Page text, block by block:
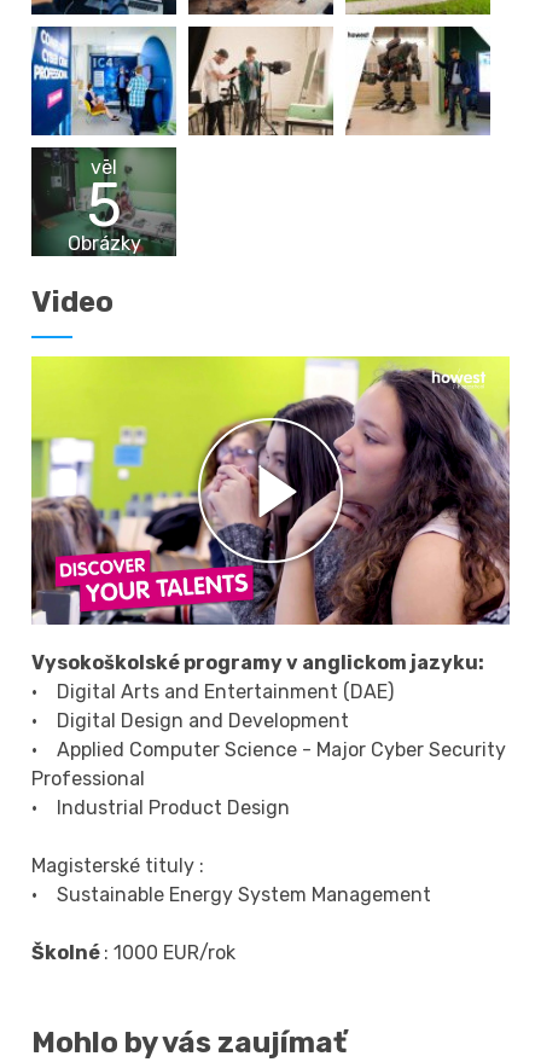
vēl
5
Obrázky
Video
Vysokoškolské programy v anglickom jazyku:
• Digital Arts and Entertainment (DAE)
• Digital Design and Development
• Applied Computer Science - Major Cyber Security
Professional
• Industrial Product Design
Magisterské tituly :
• Sustainable Energy System Management
Školné : 1000 EUR/rok
Mohlo by vás zaujímať